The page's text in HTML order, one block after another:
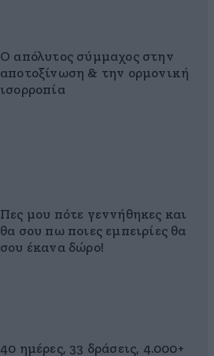
Ο απόλυτος σύμμαχος στην
αποτοξίνωση & την ορμονική
ισορροπία
Πες μου πότε γεννήθηκες και
θα σου πω ποιες εμπειρίες θα
σου έκανα δώρο!
40 ημέρες, 33 δράσεις, 4.000+